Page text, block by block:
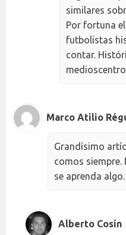
similares
Por fortuna
futbolistas
contar.
Marco Atilio
Grandísimo
comos siempre.
se aprenda
Alberto Cosín